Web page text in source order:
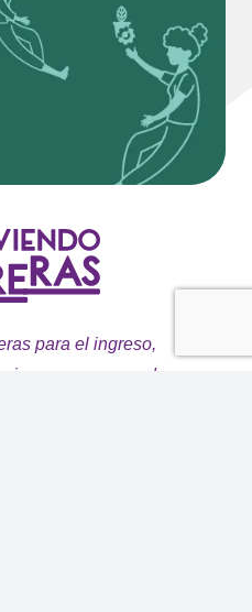
para el ingreso,
en campos de